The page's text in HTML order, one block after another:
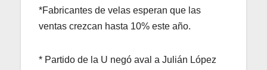
*Fabricantes de velas esperan que las
ventas crezcan hasta 10% este año.
* Partido de la U negó aval a Julián López